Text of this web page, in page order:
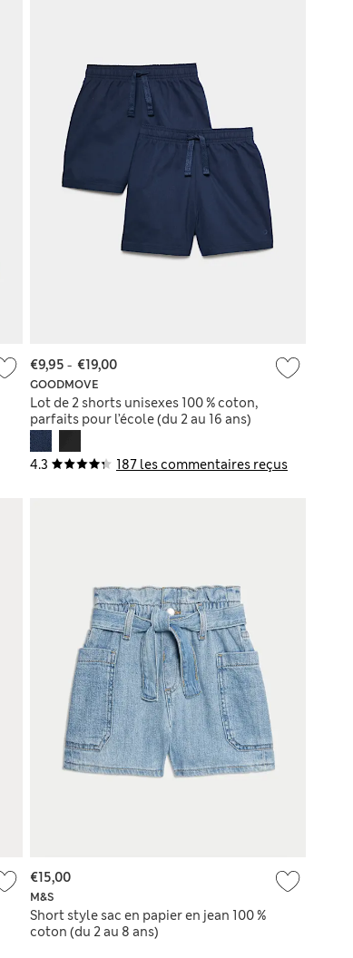
4.3 187 les commentaires reçus
GOODMOVE
Lot de 2 shorts unisexes 100 % coton,
parfaits pour l’école (du 2 au 16 ans)
€9,95 - €19,00
M&S
Short style sac en papier en jean 100 %
coton (du 2 au 8 ans)
€15,00